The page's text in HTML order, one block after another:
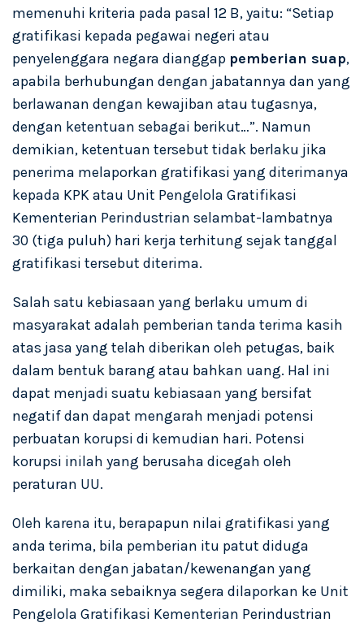
memenuhi kriteria pada pasal 12 B, yaitu: “Setiap
gratifikasi kepada pegawai negeri atau
penyelenggara negara dianggap pemberian suap,
apabila berhubungan dengan jabatannya dan yang
berlawanan dengan kewajiban atau tugasnya,
dengan ketentuan sebagai berikut…”. Namun
demikian, ketentuan tersebut tidak berlaku jika
penerima melaporkan gratifikasi yang diterimanya
kepada KPK atau Unit Pengelola Gratifikasi
Kementerian Perindustrian selambat-lambatnya
30 (tiga puluh) hari kerja terhitung sejak tanggal
gratifikasi tersebut diterima.
Salah satu kebiasaan yang berlaku umum di
masyarakat adalah pemberian tanda terima kasih
atas jasa yang telah diberikan oleh petugas, baik
dalam bentuk barang atau bahkan uang. Hal ini
dapat menjadi suatu kebiasaan yang bersifat
negatif dan dapat mengarah menjadi potensi
perbuatan korupsi di kemudian hari. Potensi
korupsi inilah yang berusaha dicegah oleh
peraturan UU.
Oleh karena itu, berapapun nilai gratifikasi yang
anda terima, bila pemberian itu patut diduga
berkaitan dengan jabatan/kewenangan yang
dimiliki, maka sebaiknya segera dilaporkan ke Unit
Pengelola Gratifikasi Kementerian Perindustrian